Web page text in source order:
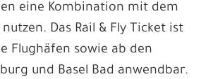
eine Kombination mit dem
Das Rail & Fly Ticket ist
Flughäfen sowie ab den
und Basel Bad anwendbar.